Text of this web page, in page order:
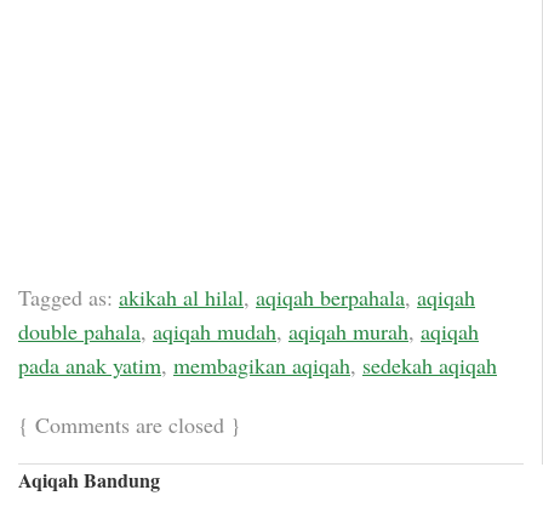
Tagged as: akikah al hilal, aqiqah berpahala, aqiqah
double pahala, aqiqah mudah, aqiqah murah, aqiqah
pada anak yatim, membagikan aqiqah, sedekah aqiqah
{ Comments are closed }
Aqiqah Bandung